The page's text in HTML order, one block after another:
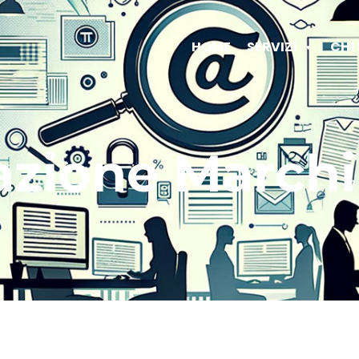
HOME SERVIZI CHI